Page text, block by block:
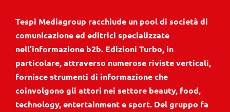
Tespi Mediagroup racchiude un pool di società di
comunicazione ed editrici specializzate
nell’informazione b2b. Edizioni Turbo, in
particolare, attraverso numerose riviste verticali,
fornisce strumenti di informazione che
coinvolgono gli attori nei settore beauty, food,
technology, entertainment e sport. Del gruppo fa